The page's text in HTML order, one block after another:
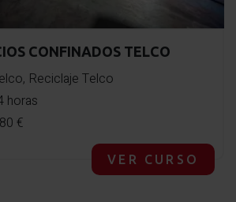
CONFINADOS TELCO
Reciclaje Telco
horas
€
VER CURSO